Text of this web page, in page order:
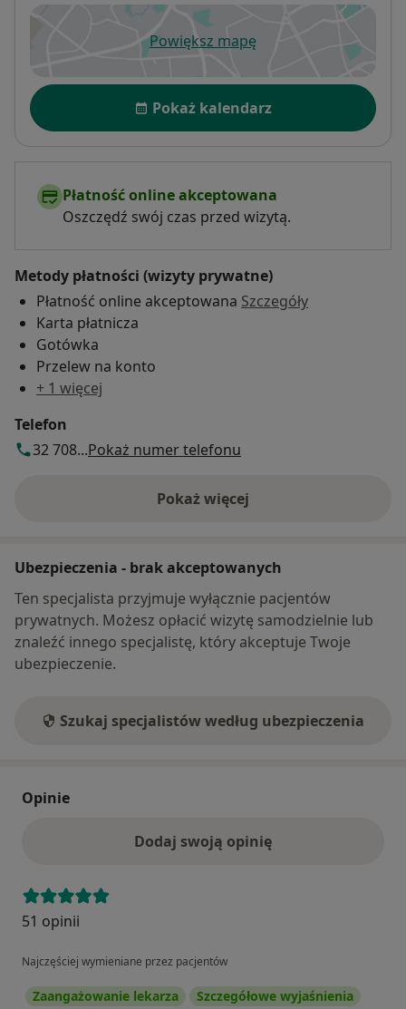
Powiększ mapęotwiera się w nowej karcie
Dostępność
Pokaż kalendarz
Płatność online akceptowana
Oszczędź swój czas przed wizytą.
Metody płatności (wizyty prywatne)
Płatność online akceptowana Szczegóły
Karta płatnicza
Gotówka
Przelew na konto
+ 1 więcej
Telefon
32 708...Pokaż numer telefonu
Pokaż więcej
o adresie
Ubezpieczenia - brak akceptowanych
Ten specjalista przyjmuje wyłącznie pacjentów
prywatnych. Możesz opłacić wizytę samodzielnie lub
znaleźć innego specjalistę, który akceptuje Twoje
ubezpieczenie.
Szukaj specjalistów według ubezpieczenia
Opinie
Dodaj swoją opinię
51 opinii
Najczęściej wymieniane przez pacjentów
Zaangażowanie lekarza
Szczegółowe wyjaśnienia